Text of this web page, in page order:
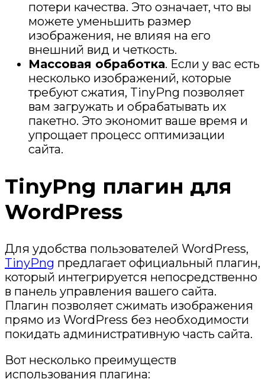
потери качества. Это означает, что вы
можете уменьшить размер
изображения, не влияя на его
внешний вид и четкость.
Массовая обработка. Если у вас есть
несколько изображений, которые
требуют сжатия, TinyPng позволяет
вам загружать и обрабатывать их
пакетно. Это экономит ваше время и
упрощает процесс оптимизации
сайта.
TinyPng плагин для
WordPress
Для удобства пользователей WordPress,
TinyPng предлагает официальный плагин,
который интегрируется непосредственно
в панель управления вашего сайта.
Плагин позволяет сжимать изображения
прямо из WordPress без необходимости
покидать административную часть сайта.
Вот несколько преимуществ
использования плагина: